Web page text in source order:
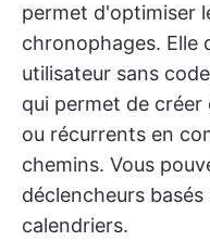
permet d'optimiser
chronophages. Elle
utilisateur sans
qui permet de
ou récurrents en
chemins. Vous
déclencheurs
calendriers.